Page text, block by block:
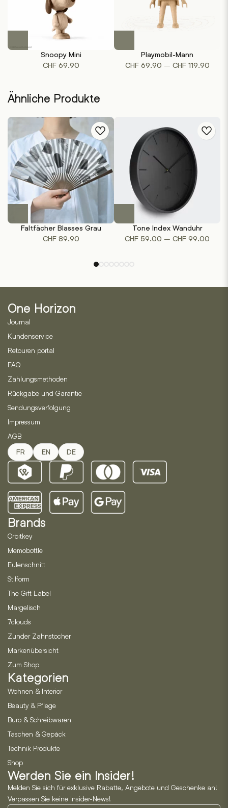
Snoopy Mini
CHF69.90
weist
mehrere
auf
der
Produktseite
gewählt
werden
Playmobil-Mann
CHF69.90 – CHF119.90
Ähnliche Produkte
Faltfächer Blasses Grau
CHF89.90
Dieses
Produkt
weist
mehrere
Optionen
Tone Index Wanduhr
CHF 59.00 – CHF 99.00
One Horizon
Journal
Kundenservice
Retouren portal
FAQ
Zahlungsmethoden
Rückgabe und Garantie
Sendungsverfolgung
Impressum
AGB
FR EN DE
Brands
Orbitkey
Memobottle
Eulenschnitt
Stilform
The Gift Label
Margelisch
7clouds
Zunder Zahnstocher
Markenübersicht
Zum Shop
Kategorien
Wohnen & Interior
Beauty & Pflege
Büro & Schreibwaren
Taschen & Gepäck
Technik Produkte
Shop
Werden Sie ein Insider!
Melden Sie sich für exklusive Rabatte, Angebote und Geschenke an!
Verpassen Sie keine Insider-News!